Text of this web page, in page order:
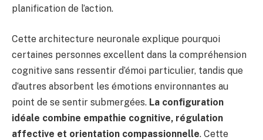
planification de l’action.
Cette architecture neuronale explique pourquoi
certaines personnes excellent dans la compréhension
cognitive sans ressentir d’émoi particulier, tandis que
d’autres absorbent les émotions environnantes au
point de se sentir submergées. La configuration
idéale combine empathie cognitive, régulation
affective et orientation compassionnelle. Cette